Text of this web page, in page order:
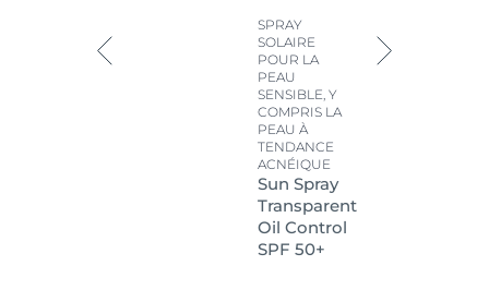
SPRAY
SOLAIRE
POUR LA
PEAU
SENSIBLE, Y
COMPRIS LA
PEAU À
TENDANCE
ACNÉIQUE
Sun Spray
Transparent
Oil Control
SPF 50+